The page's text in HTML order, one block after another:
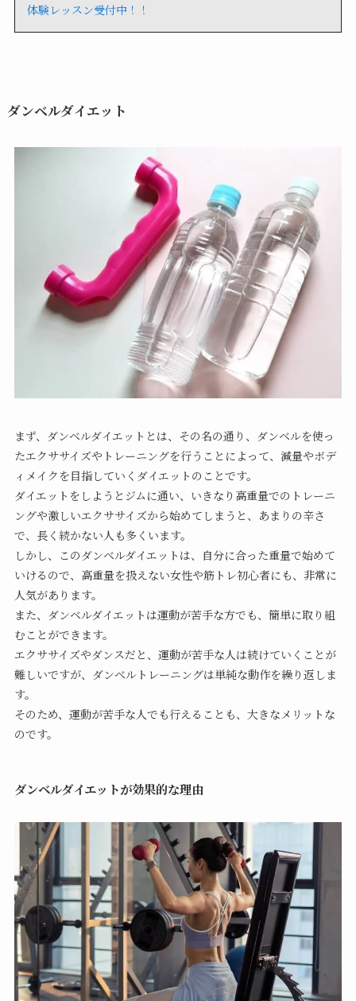
体験レッスン受付中！！
ダンベルダイエット
まず、ダンベルダイエットとは、その名の通り、ダンベルを使っ
たエクササイズやトレーニングを行うことによって、減量やボデ
ィメイクを目指していくダイエットのことです。
ダイエットをしようとジムに通い、いきなり高重量でのトレーニ
ングや激しいエクササイズから始めてしまうと、あまりの辛さ
で、長く続かない人も多くいます。
しかし、このダンベルダイエットは、自分に合った重量で始めて
いけるので、高重量を扱えない女性や筋トレ初心者にも、非常に
人気があります。
また、ダンベルダイエットは運動が苦手な方でも、簡単に取り組
むことができます。
エクササイズやダンスだと、運動が苦手な人は続けていくことが
難しいですが、ダンベルトレーニングは単純な動作を繰り返しま
す。
そのため、運動が苦手な人でも行えることも、大きなメリットな
のです。
ダンベルダイエットが効果的な理由